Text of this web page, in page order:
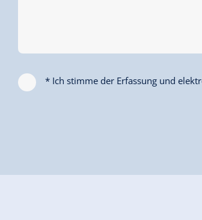
* Ich stimme der Erfassung und